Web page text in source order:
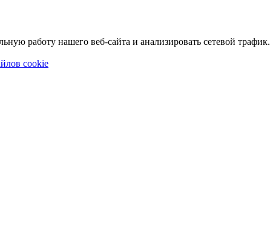
работу нашего веб-сайта и анализировать сетевой трафик.
cookie